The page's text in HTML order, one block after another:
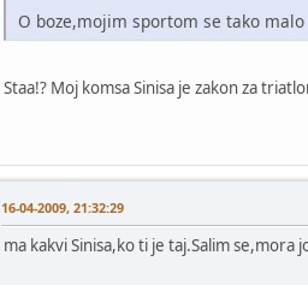
O boze,mojim sportom se tako
Staa!? Moj komsa Sinisa je zakon za
16-04-2009, 21:32:29
ma kakvi Sinisa,ko ti je taj.Salim